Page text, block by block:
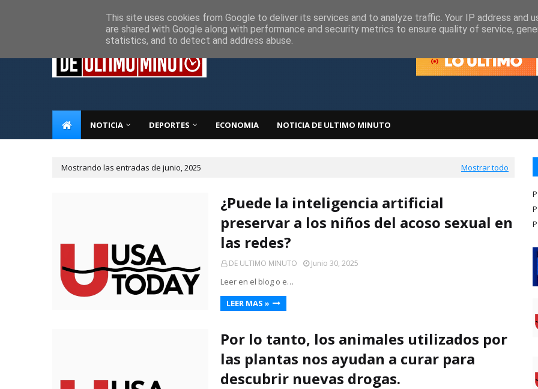
NOTICIA DEPORTES ECONOMIA NOTICIA DE ULTIMO MINUTO
Mostrando las entradas de junio, 2025 Mostrar todo
¿Puede la inteligencia artificial
preservar a los niños del acoso sexual en
las redes?
DE ULTIMO MINUTO Junio 30, 2025
Leer en el blog o e…
LEER MAS »
Por lo tanto, los animales utilizados por
las plantas nos ayudan a curar para
descubrir nuevas drogas.
This site uses cookies from Google to deliver its services and to analyze traffic. Your IP address and
are shared with Google along with performance and security metrics to ensure quality of service,
statistics, and to detect and address abuse.